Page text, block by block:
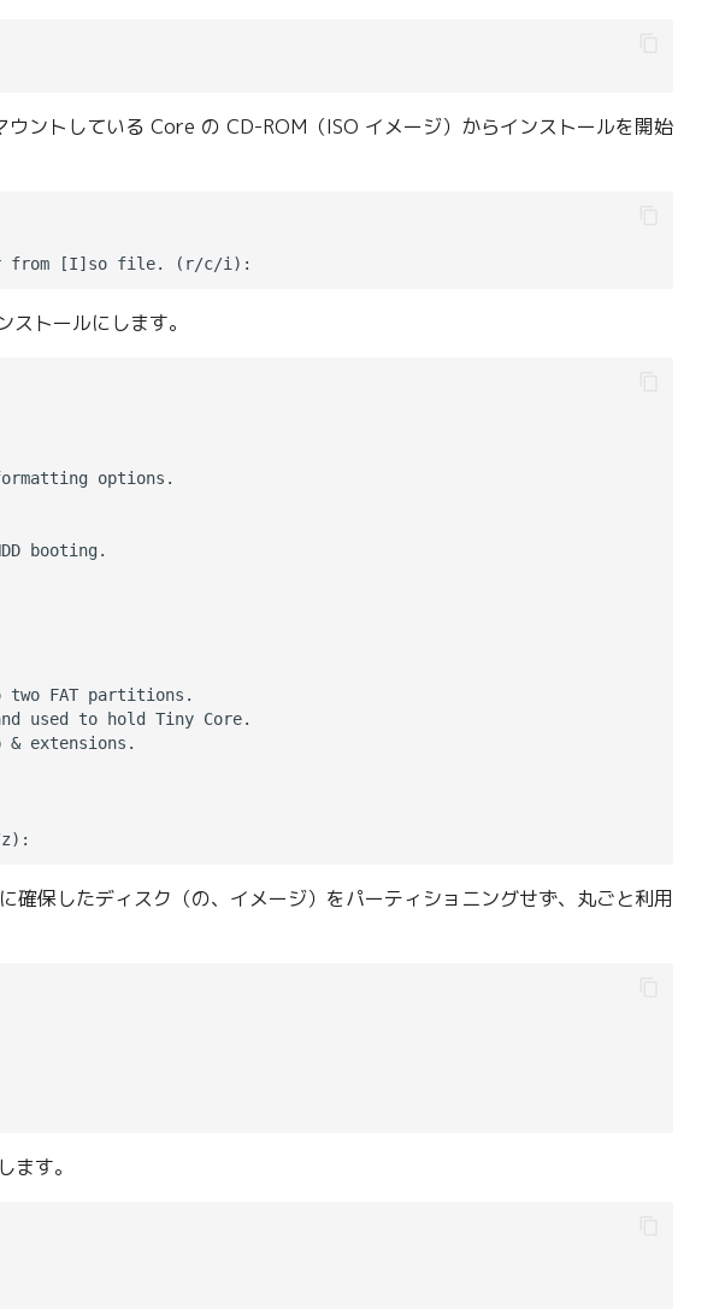
ントしている Core の CD-ROM（ISO イメージ）からインストールを開始
トールにします。
options.
booting.
FAT partitions.
used to hold Tiny Core.
extensions.
保したディスク（の、イメージ）をパーティショニングせず、丸ごと利用
す。